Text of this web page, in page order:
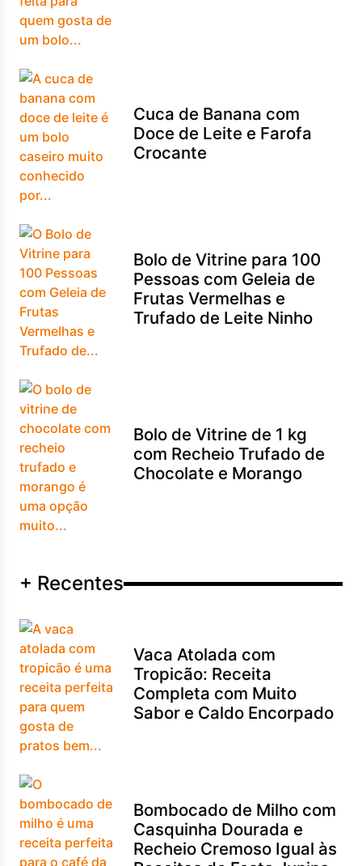
Cuca de Banana com
Doce de Leite e Farofa
Crocante
Bolo de Vitrine para 100
Pessoas com Geleia de
Frutas Vermelhas e
Trufado de Leite Ninho
Bolo de Vitrine de 1 kg
com Recheio Trufado de
Chocolate e Morango
+ Recentes
Vaca Atolada com
Tropicão: Receita
Completa com Muito
Sabor e Caldo Encorpado
Bombocado de Milho com
Casquinha Dourada e
Recheio Cremoso Igual às